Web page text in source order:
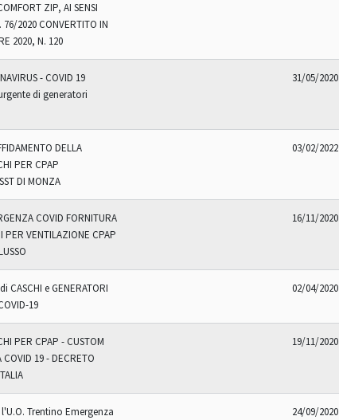
ZIP, AI SENSI
76/2020 CONVERTITO IN
2020, N. 120
- COVID 19
di generatori
31/05/2020
DELLA
PER CPAP
DI MONZA
03/02/2022
COVID FORNITURA
PER VENTILAZIONE CPAP
16/11/2020
CASCHI e GENERATORI
19
02/04/2020
PER CPAP - CUSTOM
COVID 19 - DECRETO
19/11/2020
Trentino Emergenza
24/09/2020